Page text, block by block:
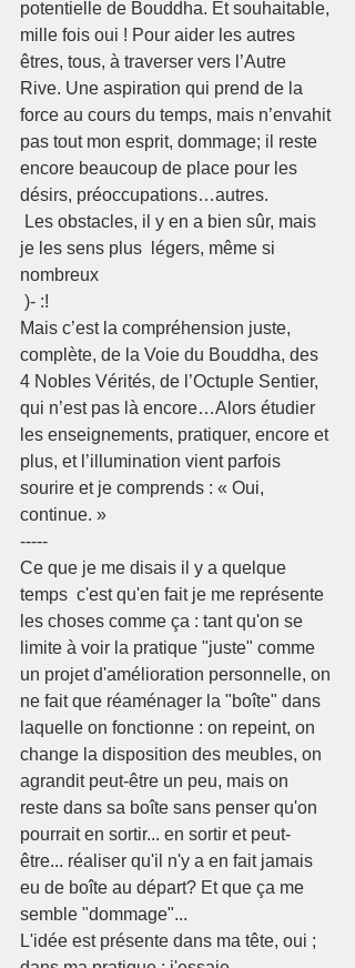
potentielle de Bouddha. Et souhaitable,
mille fois oui ! Pour aider les autres
êtres, tous, à traverser vers l’Autre
Rive. Une aspiration qui prend de la
force au cours du temps, mais n’envahit
pas tout mon esprit, dommage; il reste
encore beaucoup de place pour les
désirs, préoccupations…autres.
je les sens plus  légers, même si
nombreux
)- :!
Mais c’est la compréhension juste,
complète, de la Voie du Bouddha, des
4 Nobles Vérités, de l’Octuple Sentier,
qui n’est pas là encore…Alors étudier
les enseignements, pratiquer, encore et
plus, et l’illumination vient parfois
sourire et je comprends : « Oui,
continue. »
-----
Ce que je me disais il y a quelque
temps  c'est qu'en fait je me représente
les choses comme ça : tant qu'on se
limite à voir la pratique "juste" comme
un projet d'amélioration personnelle, on
ne fait que réaménager la "boîte" dans
laquelle on fonctionne : on repeint, on
change la disposition des meubles, on
agrandit peut-être un peu, mais on
reste dans sa boîte sans penser qu'on
pourrait en sortir... en sortir et peut-
être... réaliser qu'il n'y a en fait jamais
eu de boîte au départ? Et que ça me
semble "dommage"...
L'idée est présente dans ma tête, oui ;